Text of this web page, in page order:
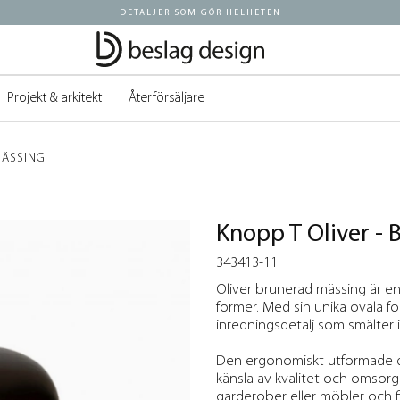
DETALJER SOM GÖR HELHETEN
Projekt & arkitekt Återförsäljare
Knopp T Oliver -
343413-11
Oliver brunerad mässing är
former. Med sin unika ovala
inredningsdetalj som smälter
Den ergonomiskt utformade
känsla av kvalitet och
garderober eller möbler och